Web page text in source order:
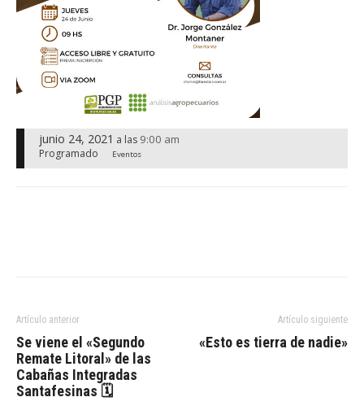
junio 24, 2021 a las 9:00 am
Programado Eventos
Artículo anterior
Se viene el «Segundo
Remate Litoral» de las
Cabañas Integradas
Santafesinas 🗓
Artículo siguiente
«Esto es tierra de nadie»